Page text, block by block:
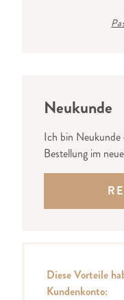
Neukunde
Ich bin Neukunde
Bestellung im
Diese Vorteile
Kundenkonto: